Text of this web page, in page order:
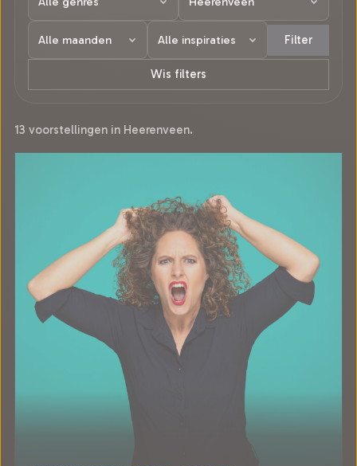
Filter
Wis filters
13 voorstellingen in Heerenveen.